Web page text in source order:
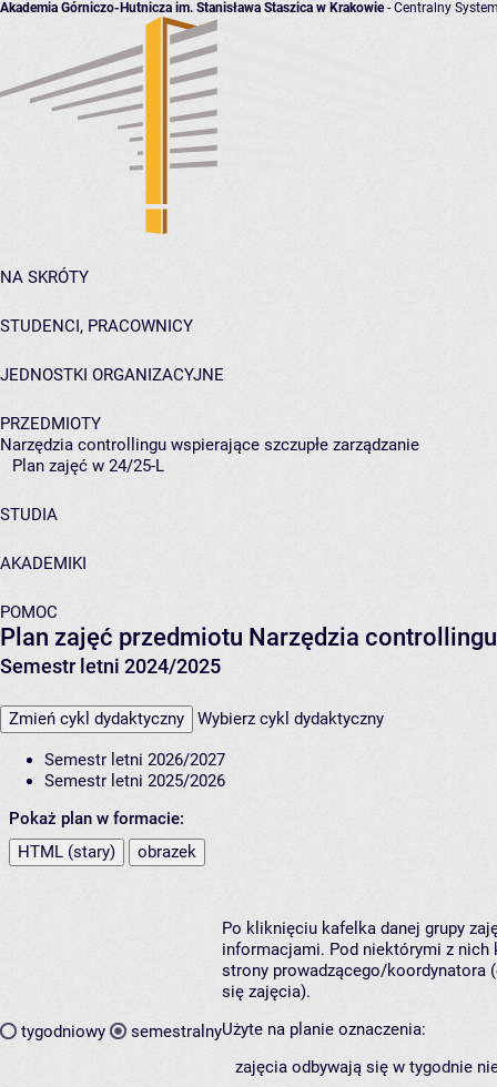
Akademia Górniczo-Hutnicza im. Stanisława Staszica w Krakowie- Centralny
NA SKRÓTY
STUDENCI, PRACOWNICY
JEDNOSTKI ORGANIZACYJNE
PRZEDMIOTY
Narzędzia controllingu wspierające szczupłe zarządzanie
Plan zajęć w 24/25-L
STUDIA
AKADEMIKI
POMOC
Plan zajęć przedmiotu Narzędzia
Semestr letni 2024/2025
Zmień cykl dydaktyczny Wybierz cykl dydaktyczny
Semestr letni 2026/2027
Semestr letni 2025/2026
Pokaż plan w formacie:
HTML (stary)
obrazek
tygodniowy semestralny
Po kliknięciu kafelka danej grupy
informacjami. Pod niektórymi z nich
strony prowadzącego/koordynatora
się zajęcia).
Użyte na planie oznaczenia:
zajęcia odbywają się w tygodnie